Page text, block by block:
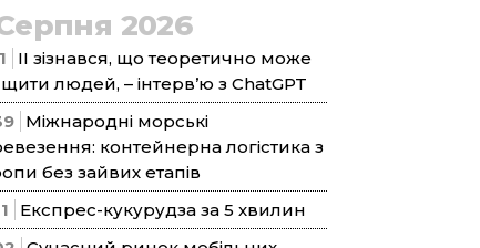
2026
ІІ зізнався, що теоретично може
людей, – інтерв’ю з ChatGPT
Міжнародні морські
контейнерна логістика з
без зайвих етапів
Експрес-кукурудза за 5 хвилин